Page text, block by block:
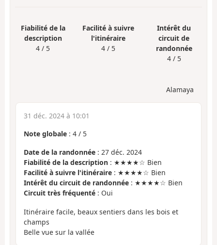
Fiabilité de la
description
4 / 5
Facilité à suivre
l'itinéraire
4 / 5
Intérêt du
circuit de
randonnée
4 / 5
Alamaya
31 déc. 2024 à 10:01
Note globale : 4 / 5
Date de la randonnée : 27 déc. 2024
Fiabilité de la description : ★★★★☆ Bien
Facilité à suivre l'itinéraire : ★★★★☆ Bien
Intérêt du circuit de randonnée : ★★★★☆ Bien
Circuit très fréquenté : Oui
Itinéraire facile, beaux sentiers dans les bois et
champs
Belle vue sur la vallée